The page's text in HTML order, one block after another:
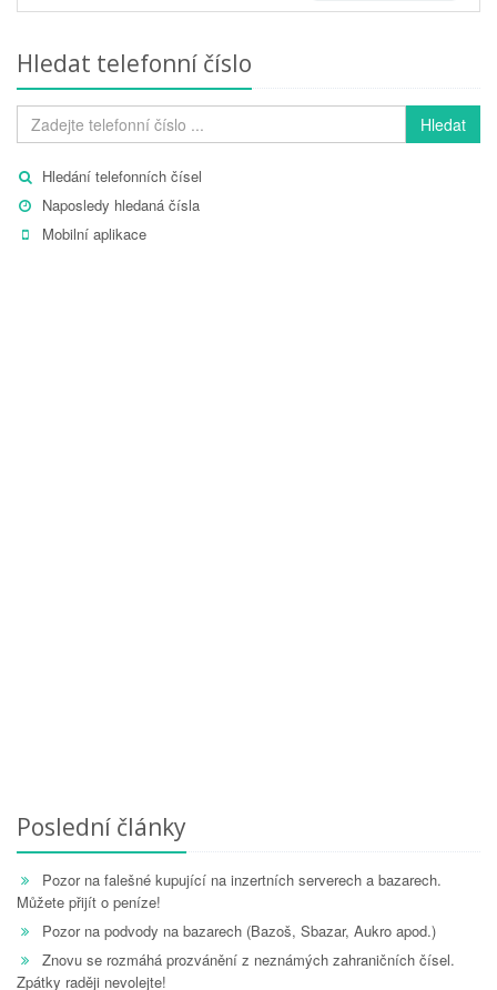
Hledat telefonní číslo
Hledat
Hledání telefonních čísel
Naposledy hledaná čísla
Mobilní aplikace
Poslední články
Pozor na falešné kupující na inzertních serverech a bazarech.
Můžete přijít o peníze!
Pozor na podvody na bazarech (Bazoš, Sbazar, Aukro apod.)
Znovu se rozmáhá prozvánění z neznámých zahraničních čísel.
Zpátky raději nevolejte!